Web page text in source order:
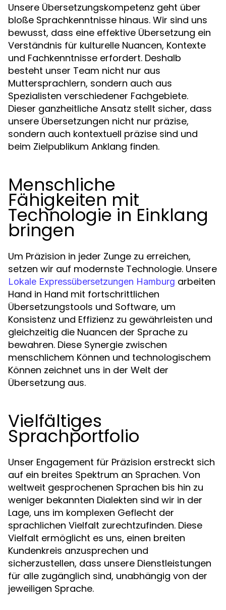
Unsere Übersetzungskompetenz geht über
bloße Sprachkenntnisse hinaus. Wir sind uns
bewusst, dass eine effektive Übersetzung ein
Verständnis für kulturelle Nuancen, Kontexte
und Fachkenntnisse erfordert. Deshalb
besteht unser Team nicht nur aus
Muttersprachlern, sondern auch aus
Spezialisten verschiedener Fachgebiete.
Dieser ganzheitliche Ansatz stellt sicher, dass
unsere Übersetzungen nicht nur präzise,
sondern auch kontextuell präzise sind und
beim Zielpublikum Anklang finden.
Menschliche
Fähigkeiten mit
Technologie in Einklang
bringen
Um Präzision in jeder Zunge zu erreichen,
setzen wir auf modernste Technologie. Unsere
Lokale Expressübersetzungen Hamburg arbeiten
Hand in Hand mit fortschrittlichen
Übersetzungstools und Software, um
Konsistenz und Effizienz zu gewährleisten und
gleichzeitig die Nuancen der Sprache zu
bewahren. Diese Synergie zwischen
menschlichem Können und technologischem
Können zeichnet uns in der Welt der
Übersetzung aus.
Vielfältiges
Sprachportfolio
Unser Engagement für Präzision erstreckt sich
auf ein breites Spektrum an Sprachen. Von
weltweit gesprochenen Sprachen bis hin zu
weniger bekannten Dialekten sind wir in der
Lage, uns im komplexen Geflecht der
sprachlichen Vielfalt zurechtzufinden. Diese
Vielfalt ermöglicht es uns, einen breiten
Kundenkreis anzusprechen und
sicherzustellen, dass unsere Dienstleistungen
für alle zugänglich sind, unabhängig von der
jeweiligen Sprache.